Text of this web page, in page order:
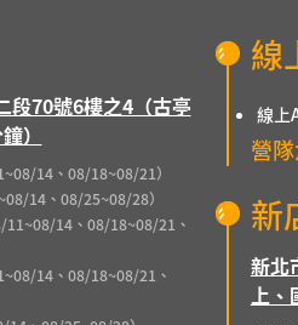
段70號6樓之4（古亭
）
14、08/18~08/21）
14、08/25~08/28）
11~08/14、08/18~08/21、
14、08/18~08/21、
線
線上
營
新
新北
上、